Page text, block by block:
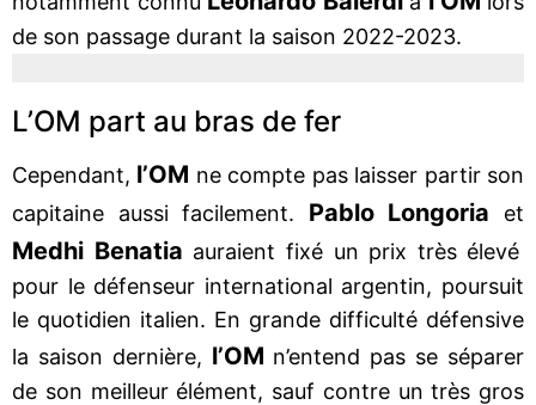
de son passage durant la saison 2022-2023.
L’OM part au bras de fer
Cependant, l’OM ne compte pas laisser partir son
capitaine aussi facilement. Pablo Longoria et
Medhi Benatia auraient fixé un prix très élevé
pour le défenseur international argentin, poursuit
le quotidien italien. En grande difficulté défensive
la saison dernière, l’OM n’entend pas se séparer
de son meilleur élément, sauf contre un très gros